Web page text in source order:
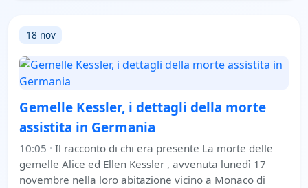
18 nov
Gemelle Kessler, i dettagli della morte
assistita in Germania
10:05 · Il racconto di chi era presente La morte delle
gemelle Alice ed Ellen Kessler , avvenuta lunedì 17
novembre nella loro abitazione vicino a Monaco di